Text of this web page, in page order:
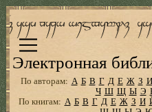
Электронная
По авторам: А Б В Г Д Е Ж З И
Ч Ш Щ Ы Э
По книгам: А Б В Г Д Е Ж З И